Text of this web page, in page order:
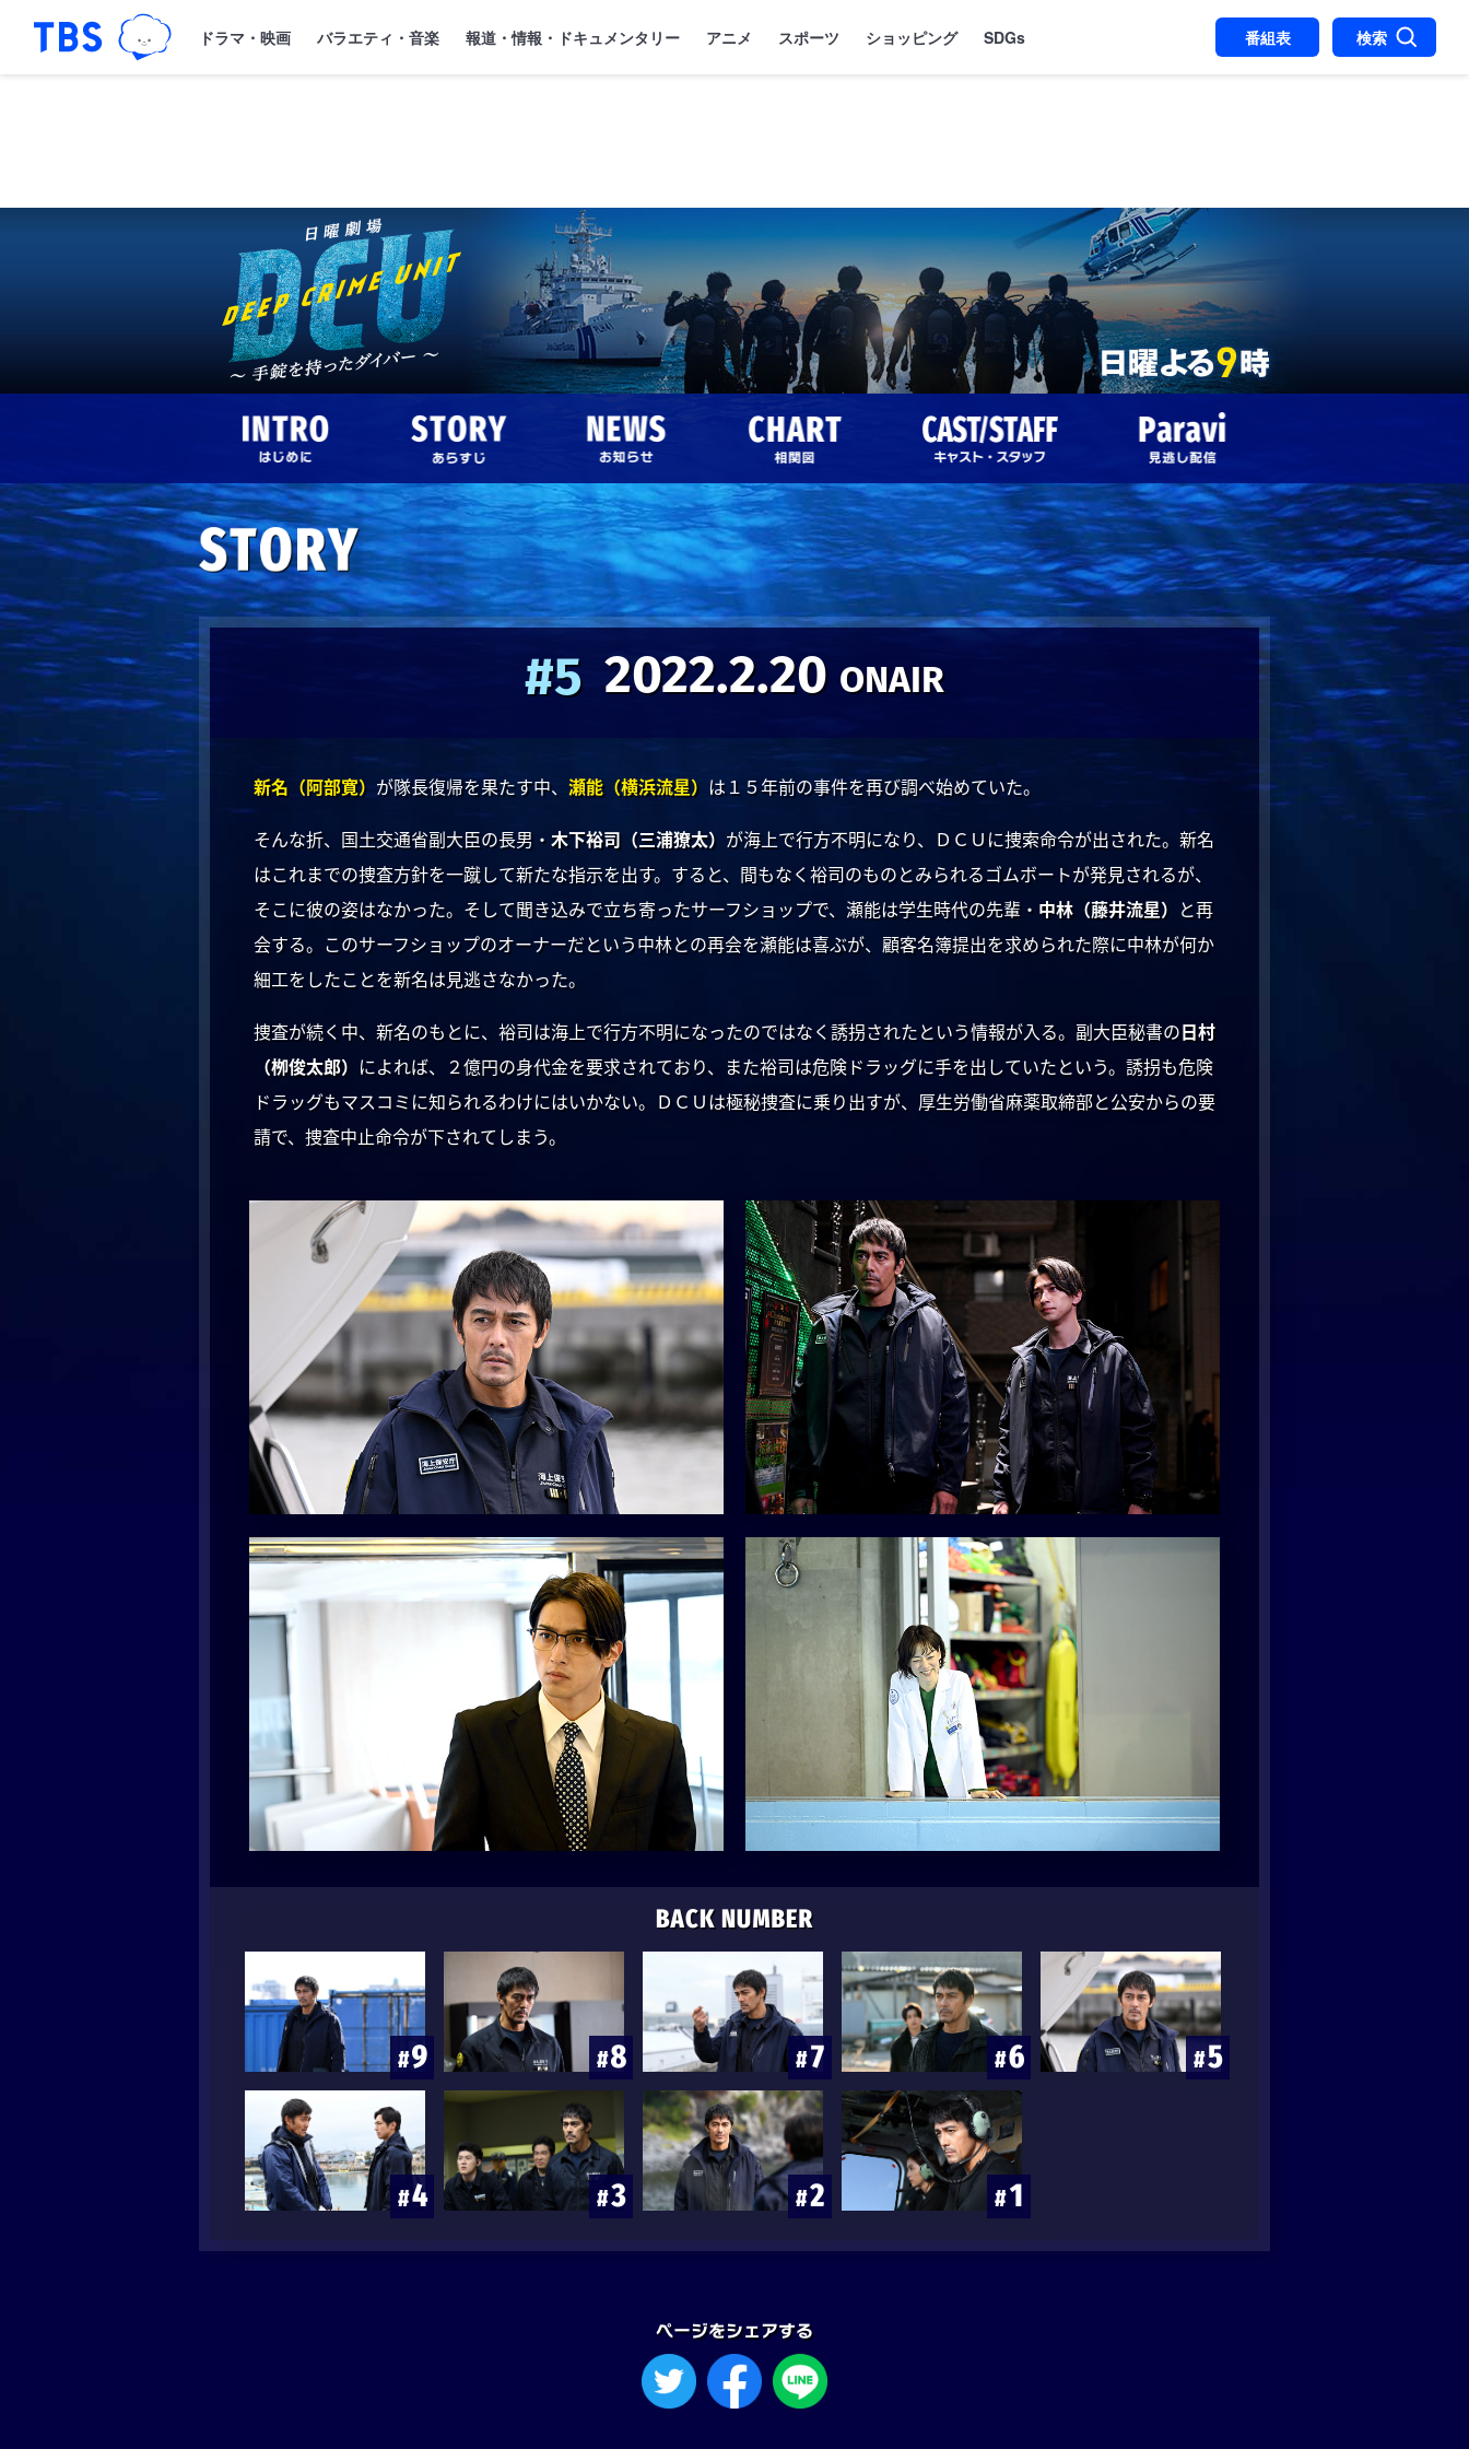
「TBSテレビ｜ときめくときを。」トップページ
TBSグループキャラクター『ワクティ』
ドラマ・映画 バラエティ・音楽 報道・情報・ドキュメンタリー アニメ スポーツ ショッピング SDGs 番組表 検索
#5 2022.2.20 ONAIR
新名（阿部寛） が隊長復帰を果たす中、 瀬能（横浜流星） は１５年前の事件を再び調べ始めていた。
そんな折、国土交通省副大臣の長男・木下裕司（三浦獠太） が海上で行方不明になり、ＤＣＵに捜索命令が出された。新名
はこれまでの捜査方針を一蹴して新たな指示を出す。すると、間もなく裕司のものとみられるゴムボートが発見されるが、
そこに彼の姿はなかった。そして聞き込みで立ち寄ったサーフショップで、瀬能は学生時代の先輩・ 中林（藤井流星） と再
会する。このサーフショップのオーナーだという中林との再会を瀬能は喜ぶが、顧客名簿提出を求められた際に中林が何か
細工をしたことを新名は見逃さなかった。
捜査が続く中、新名のもとに、裕司は海上で行方不明になったのではなく誘拐されたという情報が入る。副大臣秘書の日村
（栁俊太郎） によれば、２億円の身代金を要求されており、また裕司は危険ドラッグに手を出していたという。誘拐も危険
ドラッグもマスコミに知られるわけにはいかない。ＤＣＵは極秘捜査に乗り出すが、厚生労働省麻薬取締部と公安からの要
請で、捜査中止命令が下されてしまう。
ページをシェアする